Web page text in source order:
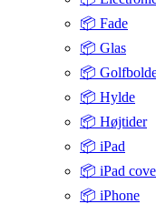
📦 Fade
📦 Glas
📦
📦 Hylde
📦 Højtider
📦 iPad
📦 iPad
📦 iPhone